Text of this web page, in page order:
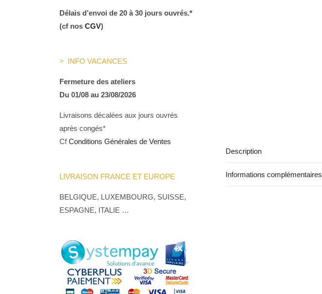
Description
Informations complémentaires
Délais d’envoi de 20 à 30 jours ouvrés.*
(cf nos CGV)
> INFO VACANCES
Fermeture des ateliers
Du 01/08 au 23/08/2026
Livraisons décalées aux jours ouvrés
après congés*
CfConditions Générales de Ventes
LIVRAISON FRANCE ET EUROPE
BELGIQUE, LUXEMBOURG, SUISSE,
ESPAGNE, ITALIE …